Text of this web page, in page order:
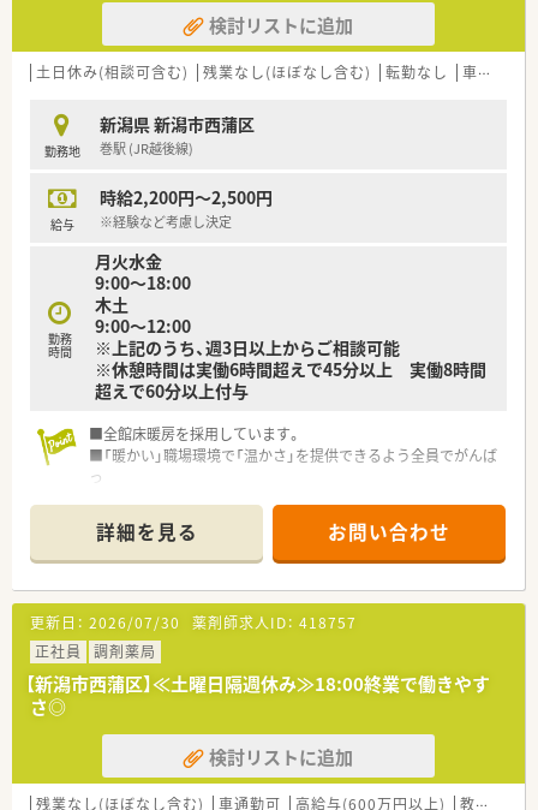
検討リストに追加
土日休み(相談可含む) 残業なし(ほぼなし含む) 転勤なし 車通勤可
勤務地
新潟県 新潟市西蒲区
巻駅 (JR越後線)
給与
時給2,200円～2,500円
※経験など考慮し決定
勤務
時間
月火水金
9:00〜18:00
木土
9:00〜12:00
※上記のうち、週3日以上からご相談可能
※休憩時間は実働6時間超えで45分以上 実働8時間
超えで60分以上付与
■全館床暖房を採用しています。
■「暖かい」職場環境で「温かさ」を提供できるよう全員でがんば
っ
詳細を見る お問い合わせ
更新日： 2026/07/30 薬剤師求人ID： 418757
正社員
調剤薬局
【新潟市西蒲区】≪土曜日隔週休み≫18:00終業で働きやす
さ◎
検討リストに追加
残業なし(ほぼなし含む) 車通勤可 高給与(600万円以上) 教育制度あり